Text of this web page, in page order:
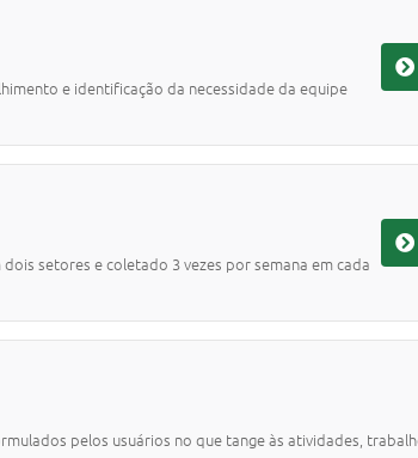
e identificação da necessidade da equipe
setores e coletado 3 vezes por semana em cada
pelos usuários no que tange às atividades,